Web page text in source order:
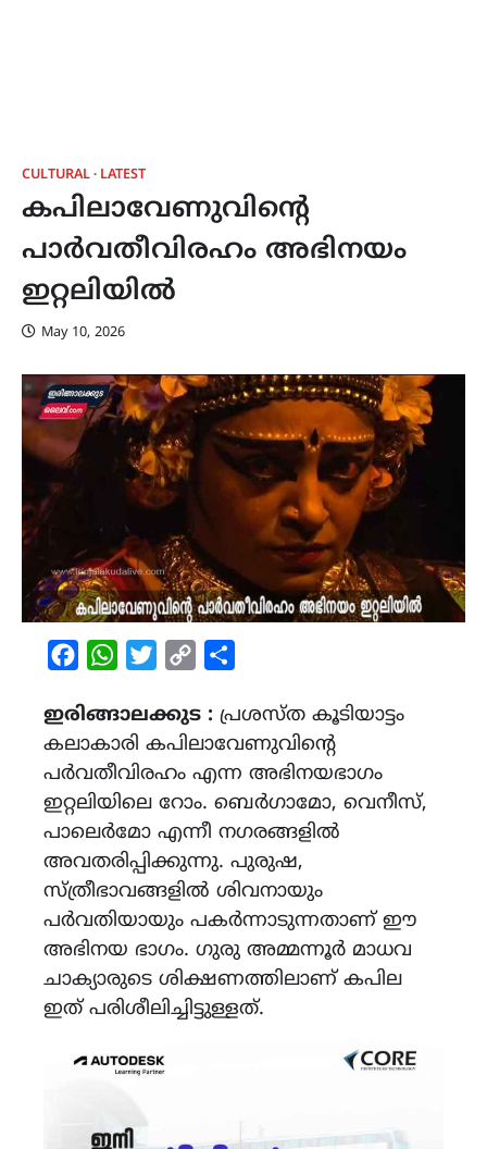
CULTURAL LATEST
കപിലാവേണുവിൻ്റെ
പാർവതീവിരഹം അഭിനയം
ഇറ്റലിയിൽ
May 10, 2026
FacebookWhatsAppTwitterCopy
ഇരിങ്ങാലക്കുട : പ്രശസ്ത കൂടിയാട്ടം
കലാകാരി കപിലാവേണുവിൻ്റെ
പർവതീവിരഹം എന്ന അഭിനയഭാഗം
ഇറ്റലിയിലെ റോം. ബെർഗാമോ, വെനീസ്,
പാലെർമോ എന്നീ നഗരങ്ങളിൽ
അവതരിപ്പിക്കുന്നു. പുരുഷ,
സ്ത്രീഭാവങ്ങളിൽ ശിവനായും
പർവതിയായും പകർന്നാടുന്നതാണ് ഈ
അഭിനയ ഭാഗം. ഗുരു അമ്മന്നൂർ മാധവ
ചാക്യാരുടെ ശിക്ഷണത്തിലാണ് കപില
ഇത് പരിശീലിച്ചിട്ടുള്ളത്.